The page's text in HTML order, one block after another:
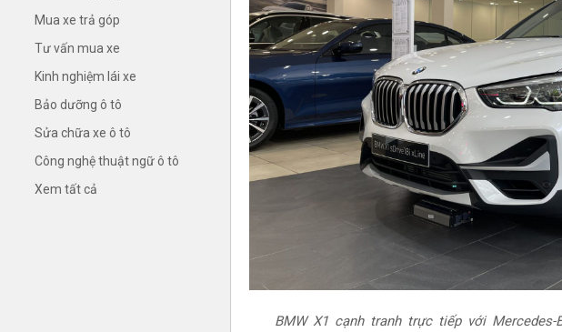
Mua xe trả góp
Tư vấn mua xe
Kinh nghiệm lái xe
Bảo dưỡng ô tô
Sửa chữa xe ô tô
Công nghệ thuật ngữ ô tô
Xem tất cả
BMW X1 cạnh tranh trực tiếp với